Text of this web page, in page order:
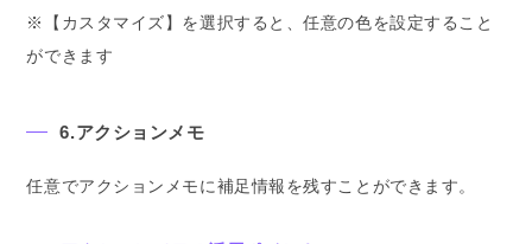
※【カスタマイズ】を選択すると、任意の色を設定すること
ができます
6.アクションメモ
任意でアクションメモに補足情報を残すことができます。